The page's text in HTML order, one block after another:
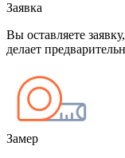
Заявка
Вы оставляете
делает
Замер